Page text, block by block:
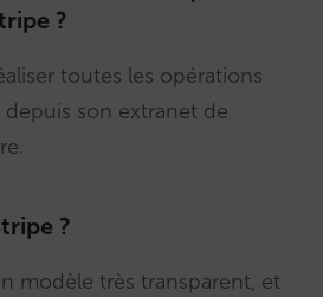
?
toutes les opérations
son extranet de
?
modèle très transparent, et